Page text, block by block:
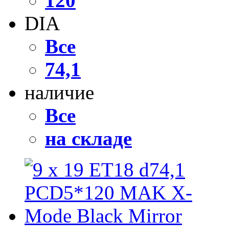
DIA
Все
74,1
наличие
Все
на складе